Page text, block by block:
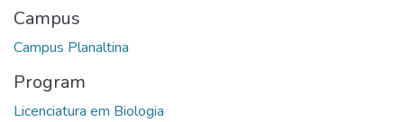
Campus
Campus Planaltina
Program
Licenciatura em Biologia